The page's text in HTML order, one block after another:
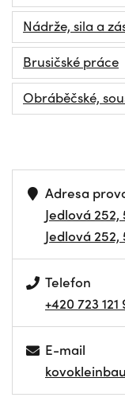
Nádrže, sila a
Brusičské práce
Obráběčské,
Adresa
Jedlová 252,
Jedlová 252,
Telefon
+420 723 121
E-mail